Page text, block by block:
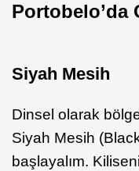
Portobelo’da
Siyah Mesih
Dinsel olarak
Siyah Mesih
başlayalım.